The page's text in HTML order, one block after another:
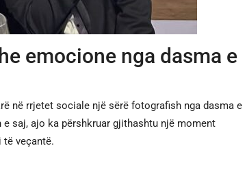
emocione nga dasma e
në rrjetet sociale një sërë fotografish nga dasma e
e saj, ajo ka përshkruar gjithashtu një moment
të veçantë.